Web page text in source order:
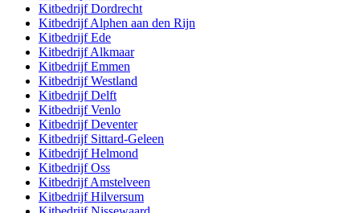
KitbedrijfDordrecht
KitbedrijfAlphen aan den Rijn
KitbedrijfEde
KitbedrijfAlkmaar
KitbedrijfEmmen
KitbedrijfWestland
KitbedrijfDelft
KitbedrijfVenlo
KitbedrijfDeventer
Kitbedrijf Sittard-Geleen
KitbedrijfHelmond
KitbedrijfOss
KitbedrijfAmstelveen
KitbedrijfHilversum